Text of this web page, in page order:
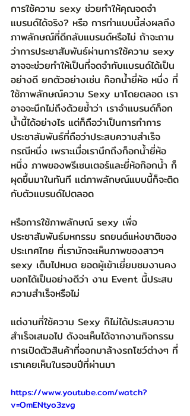
การใช้ความ sexy ช่วยทำให้คุณจดจำ
แบรนด์ได้จริง? หรือ การทำแบบนี้ส่งผลถึง
ภาพลักษณ์ที่ดีกลับแบรนด์หรือไม่ ถ้าจะถาม
ว่าการประชาสัมพันธ์ผ่านการใช้ความ sexy
อาจจะช่วยทำให้เป็นที่จดจำกับแบรนด์ได้เป็น
อย่างดี ยกตัวอย่างเช่น ก๊อกน้ำยี่ห้อ หนึ่ง ที่
ใช้ภาพลักษณ์ความ Sexy มาโดยตลอด เรา
อาจจะนึกไม่ถึงด้วยซ้ำว่า เราจำแบรนด์ก็อก
น้ำนี้ได้อย่างไร แต่ก็ถือว่าเป็นการทำการ
ประชาสัมพันธ์ที่ถือว่าประสบความสำเร็จ
กรณีหนึ่ง เพราะเมื่อเรานึกถึงก็อกน้ำยี่ห้อ
หนึ่ง ภาพของพรีเซนเตอร์และยี่ห้อก๊อกน้ำ ก็
ผุดขึ้นมาในทันที แต่ภาพลักษณ์แบบนี้ก็จะติด
กับตัวแบรนด์ไปตลอด
หรือการใช้ภาพลักษณ์ sexy เพื่อ
ประชาสัมพันธ์มหกรรม รถยนต์แห่งชาติของ
ประเทศไทย ที่เรามักจะเห็นภาพของสาวๆ
sexy เต็มไปหมด ยอดผู้เข้าเยี่ยมชมงานคง
บอกได้เป็นอย่างดีว่า งาน Event นี้ประสบ
ความสำเร็จหรือไม่
แต่งานที่ใช้ความ Sexy ก็ไม่ได้ประสบความ
สำเร็จเสมอไป ดังจะเห็นได้จากงานกิจกรรม
การเปิดตัวสินค้าที่ออกมาล้างรถโชว์ต่างๆ ที่
เราเคยเห็นในรอบปีที่ผ่านมา
https://www.youtube.com/watch?
v=OmENtyo3zvg